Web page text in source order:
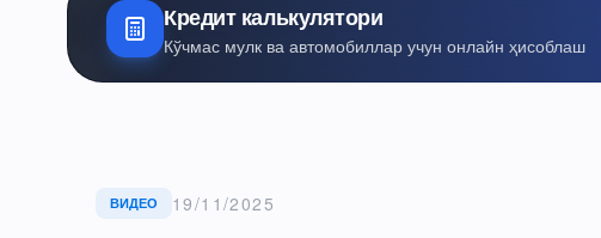
Кредит калькулятори
Кўчмас мулк ва автомобиллар учун онлайн ҳисоблаш
ВИДЕО 19/11/2025